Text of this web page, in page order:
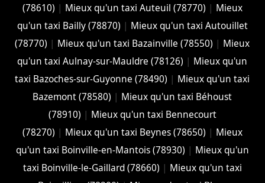
(78610) | Mieux qu'un taxi Auteuil (78770) | Mieux
qu'un taxi Bailly (78870) | Mieux qu'un taxi Autouillet
(78770) | Mieux qu'un taxi Bazainville (78550) | Mieux
qu'un taxi Aulnay-sur-Mauldre (78126) | Mieux qu'un
taxi Bazoches-sur-Guyonne (78490) | Mieux qu'un taxi
Bazemont (78580) | Mieux qu'un taxi Béhoust
(78910) | Mieux qu'un taxi Bennecourt
(78270) | Mieux qu'un taxi Beynes (78650) | Mieux
qu'un taxi Boinville-en-Mantois (78930) | Mieux qu'un
taxi Boinville-le-Gaillard (78660) | Mieux qu'un taxi